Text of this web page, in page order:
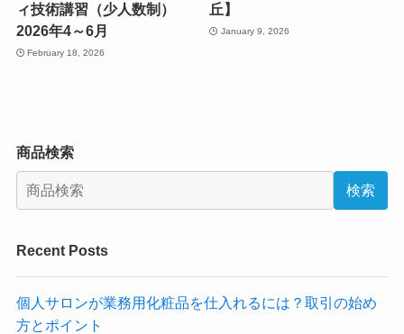
ィ技術講習（少人数制）
2026年4～6月
February 18, 2026
丘】
January 9, 2026
商品検索
検索
Recent Posts
個人サロンが業務用化粧品を仕入れるには？取引の始め
方とポイント